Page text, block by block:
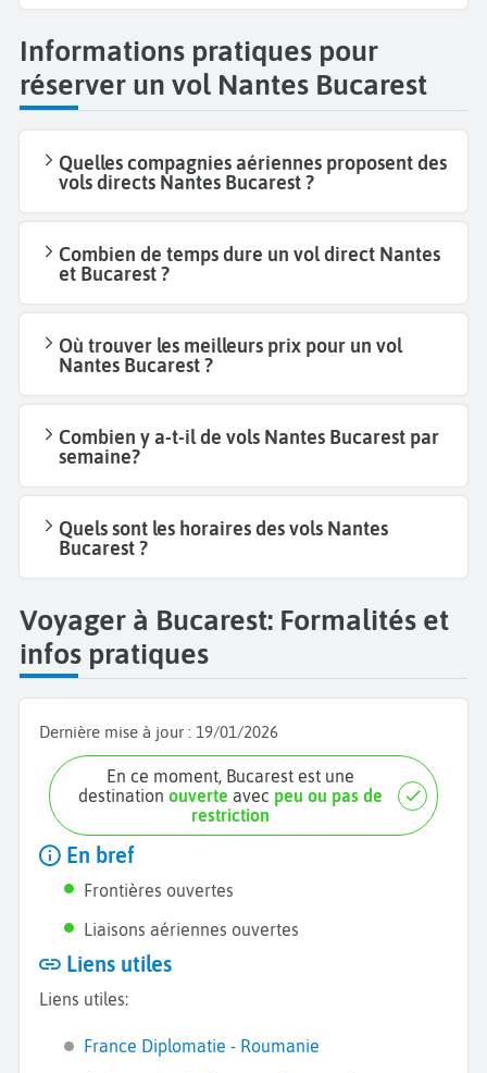
Informations pratiques pour
réserver un vol Nantes Bucarest
Quelles compagnies aériennes proposent des
vols directs Nantes Bucarest ?
Combien de temps dure un vol direct Nantes
et Bucarest ?
Où trouver les meilleurs prix pour un vol
Nantes Bucarest ?
Combien y a-t-il de vols Nantes Bucarest par
semaine?
Quels sont les horaires des vols Nantes
Bucarest ?
Voyager à Bucarest: Formalités et
infos pratiques
Dernière mise à jour : 19/01/2026
En ce moment, Bucarest est une
destinationouverte avec peu ou pas de
restriction
En bref
Frontières ouvertes
Liaisons aériennes ouvertes
Liens utiles
Liens utiles:
France Diplomatie - Roumanie